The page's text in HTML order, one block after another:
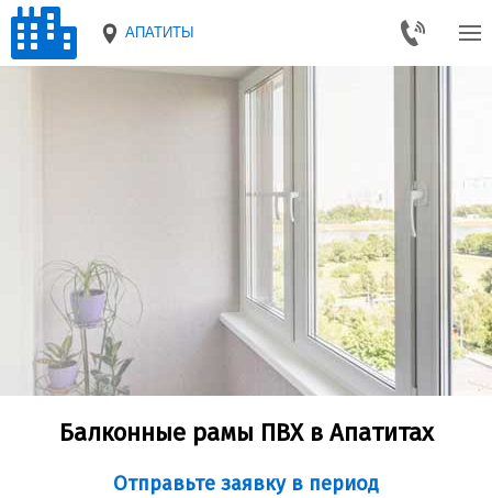
АПАТИТЫ
Балконные рамы ПВХ в Апатитах
Отправьте заявку в период